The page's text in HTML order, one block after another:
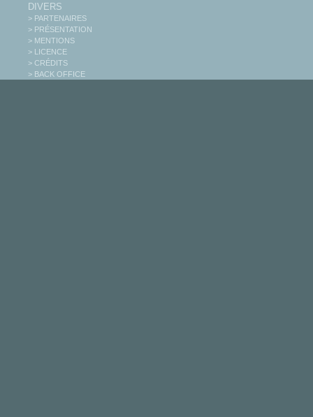
DIVERS
> PARTENAIRES
> PRÉSENTATION
> MENTIONS
> LICENCE
> CRÉDITS
> BACK OFFICE